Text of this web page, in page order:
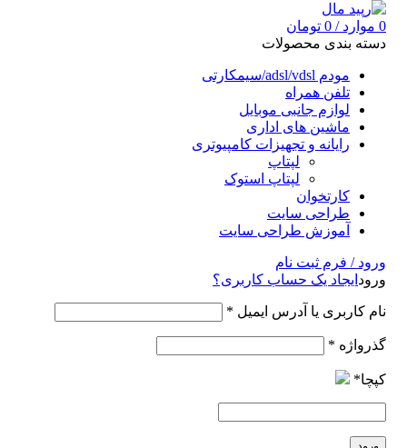
0 موارد /
0 تومان
دسته بندی محصولات
مودم adsl/vdsl/سیمکارتی
تلفن همراه
لوازم جانبی موبایل
ماشین های اداری
رایانه و تجهیزات کامپیوتری
لپتاپ
لپتاپ استوک
کارتخوان
طراحی سایت
آموزش طراحی سایت
ورود / فرم ثبت نام
ورود ایجاد یک حساب کاربری؟
نام کاربری یا آدرس ایمیل *
گذرواژه *
کپچا*